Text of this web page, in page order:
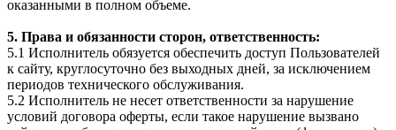
оказанными в полном объеме.
5. Права и обязанности сторон, ответственность:
5.1 Исполнитель обязуется обеспечить доступ Пользователей
к сайту, круглосуточно без выходных дней, за исключением
периодов технического обслуживания.
5.2 Исполнитель не несет ответственности за нарушение
условий договора оферты, если такое нарушение вызвано